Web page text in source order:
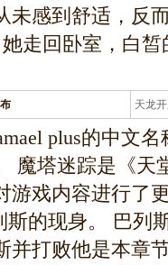
未感到舒适，反
走回卧室，白
天龙
龙
plus的中文
魔塔迷踪是《天
游戏内容进行了
斯的现身。 巴列
并打败他是本章